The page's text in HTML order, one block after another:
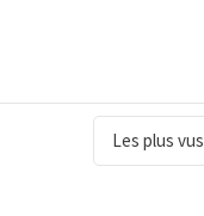
Les plus vus